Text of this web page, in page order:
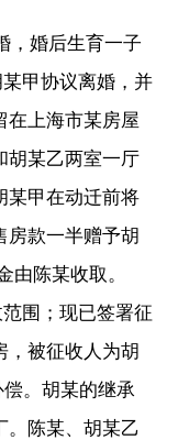
婚后生育一子
甲协议离婚，并
在上海市某房屋
胡某乙两室一厅
某甲在动迁前将
房款一半赠予胡
由陈某收取。
围；现已签署征
，被征收人为胡
。胡某的继承
。陈某、胡某乙